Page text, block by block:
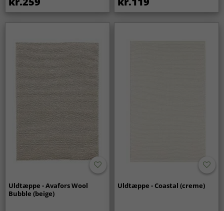
Uldtæppe - Avafors Wool
Bubble (beige)
Uldtæppe - Coastal (creme)